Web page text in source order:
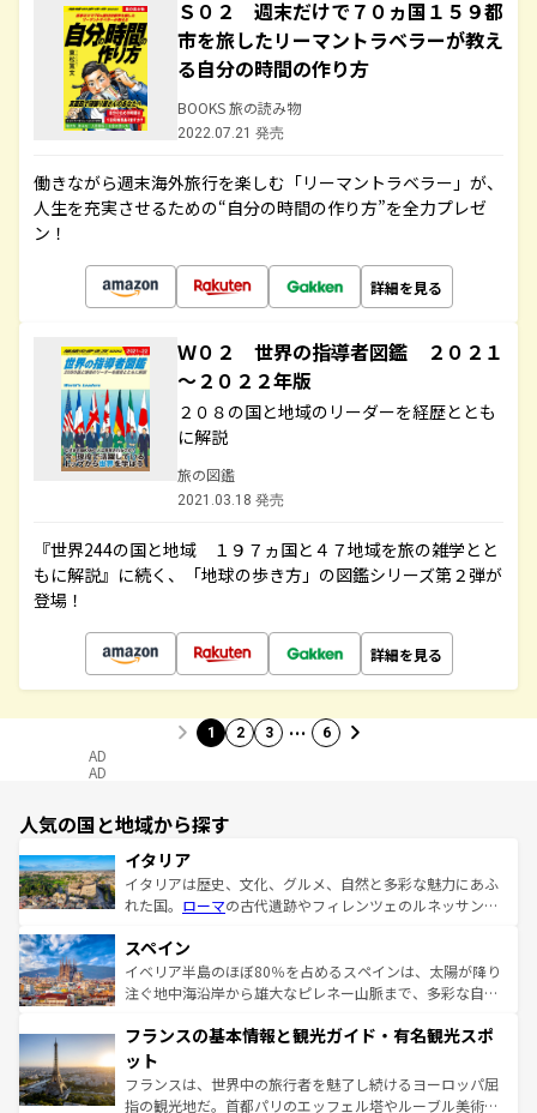
Ｓ０２ 週末だけで７０ヵ国１５９都
市を旅したリーマントラベラーが教え
る自分の時間の作り方
BOOKS 旅の読み物
2022.07.21 発売
働きながら週末海外旅行を楽しむ「リーマントラベラー」が、
人生を充実させるための“自分の時間の作り方”を全力プレゼ
ン！
詳細を見る
Ｗ０２ 世界の指導者図鑑 ２０２１
～２０２２年版
２０８の国と地域のリーダーを経歴ととも
に解説
旅の図鑑
2021.03.18 発売
『世界244の国と地域 １９７ヵ国と４７地域を旅の雑学とと
もに解説』に続く、「地球の歩き方」の図鑑シリーズ第２弾が
登場！
詳細を見る
1 2 3 … 6
AD
AD
人気の国と地域から探す
イタリア
イタリアは歴史、文化、グルメ、自然と多彩な魅力にあふ
れた国。 ローマの古代遺跡やフィレンツェのルネッサンス
ろん、トスカーナの美しい田園風景やアマルフィ海岸の絶
景など、自然景観も見逃せない。観光の合間には、本場の
ピザやパスタなど、絶品のイタリア料理を堪能することも
ませてくれるイタリアで、忘れられない旅をしてみよう！
なお、新着のイタリア情報は
しい。
スペイン
イベリア半島のほぼ80％を占めるスペインは、太陽が降り
注ぐ地中海沿岸から雄大なピレネー山脈まで、多彩な自然
文化が根付くこの国では、情熱的なフラメンコ、熱気あふ
れる闘牛、そして美味しいタパスが生活の一部となってい
る。首都マドリードの洗練された雰囲気や、バルセロナの
アートに溢れた街角から、地方では古代ローマ遺跡や中世
フランスの基本情報と観光ガイド・有名観光スポ
ット
フランスは、世界中の旅行者を魅了し続けるヨーロッパ屈
指の観光地だ。首都パリのエッフェル塔やルーブル美術館